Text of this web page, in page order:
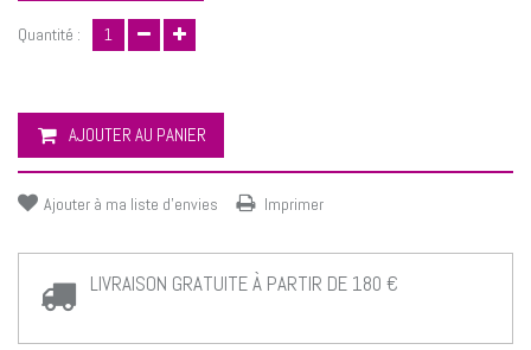
Quantité :
AJOUTER AU PANIER
Ajouter à ma liste d'envies Imprimer
LIVRAISON GRATUITE À PARTIR DE 180 €